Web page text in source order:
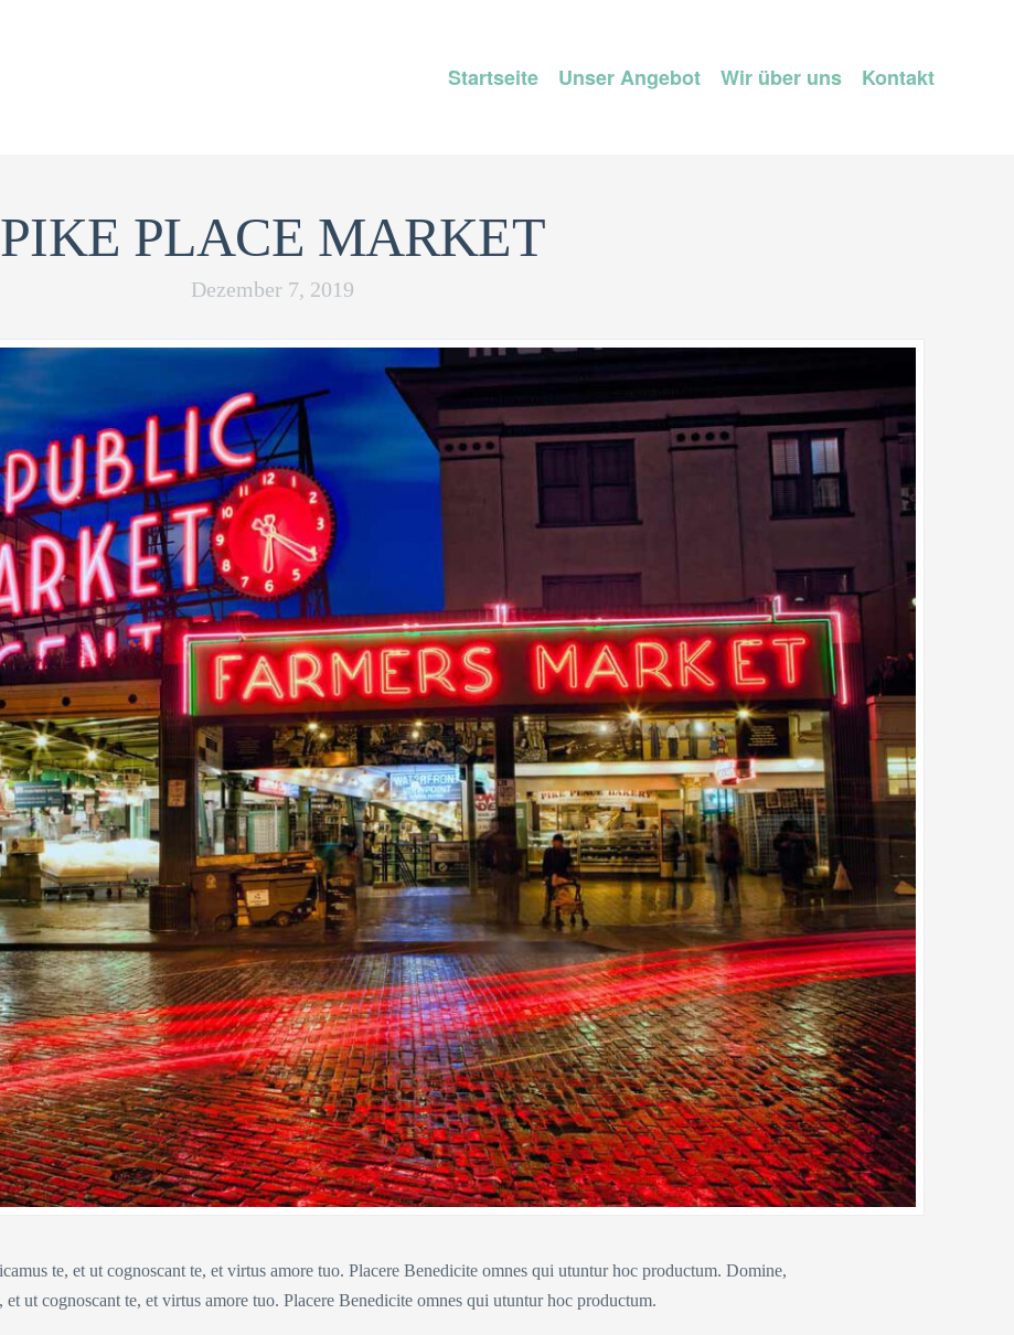
Startseite Unser Angebot Wir über uns Kontakt
PIKE PLACE MARKET
Dezember 7, 2019
te, et ut cognoscant te, et virtus amore tuo. Placere Benedicite omnes qui utuntur hoc productum. Domine,
ut cognoscant te, et virtus amore tuo. Placere Benedicite omnes qui utuntur hoc productum.